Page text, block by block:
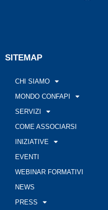
SITEMAP
CHI SIAMO
MONDO CONFAPI
SERVIZI
COME ASSOCIARSI
INIZIATIVE
EVENTI
WEBINAR FORMATIVI
NEWS
PRESS